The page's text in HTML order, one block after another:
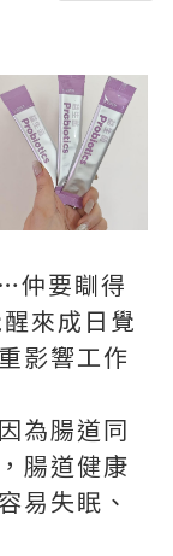
仲要瞓得
來成日覺
影響工作
為腸道同
腸道健康
易失眠、